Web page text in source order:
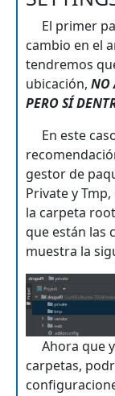
El primer
cambio en el
tendremos
ubicación, NO
PERO SÍ
En este
gestor de
Private y
la carpeta
que están las
muestra la
Ahora que
carpetas,